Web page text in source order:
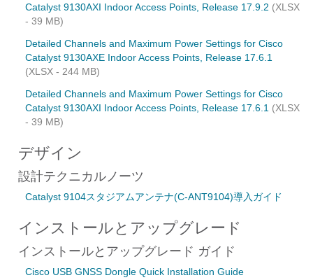
Catalyst 9130AXI Indoor Access Points, Release 17.9.2 (XLSX
- 39 MB)
Detailed Channels and Maximum Power Settings for Cisco
Catalyst 9130AXE Indoor Access Points, Release 17.6.1
(XLSX - 244 MB)
Detailed Channels and Maximum Power Settings for Cisco
Catalyst 9130AXI Indoor Access Points, Release 17.6.1 (XLSX
- 39 MB)
デザイン
設計テクニカルノーツ
Catalyst 9104スタジアムアンテナ(C-ANT9104)導入ガイド
インストールとアップグレード
インストールとアップグレード ガイド
Cisco USB GNSS Dongle Quick Installation Guide